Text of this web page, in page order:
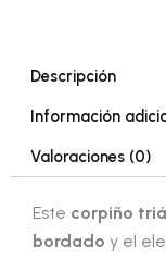
Descripción
Información
Valoraciones (0)
Este corpiño
bordado y el